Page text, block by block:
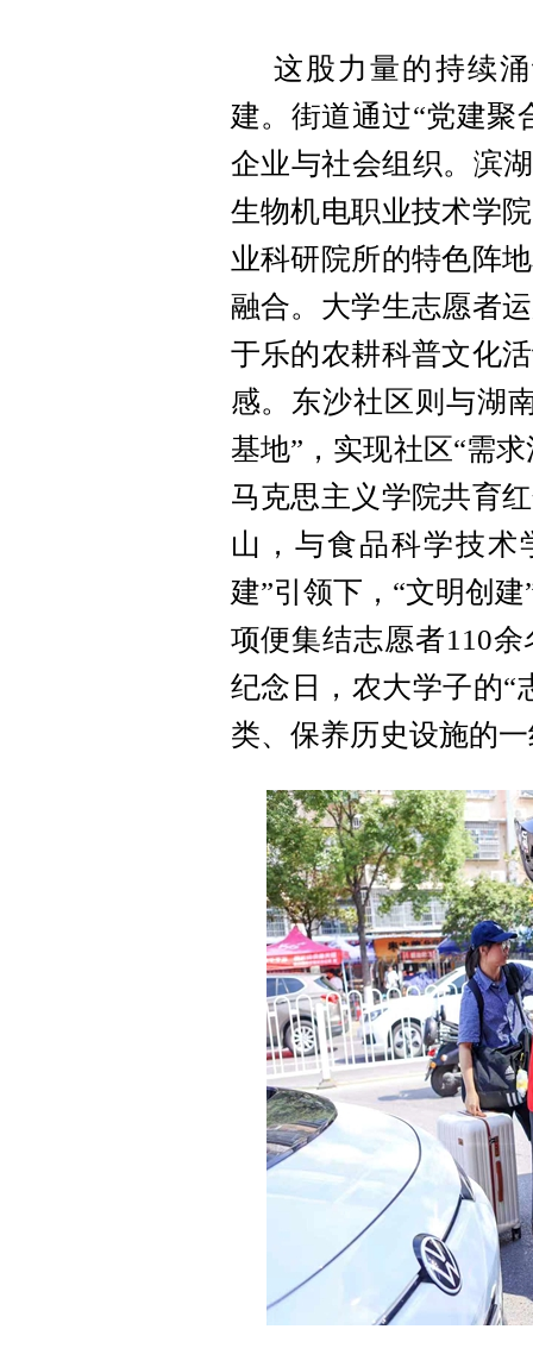
这股力量的持续
建。街道通过“党建聚
企业与社会组织。滨
生物机电职业技术学
业科研院所的特色阵
融合。大学生志愿者
于乐的农耕科普文化
感。东沙社区则与湖
基地”，实现社区“需
马克思主义学院共育
山，与食品科学技术
建”引领下，“文明创
项便集结志愿者110
纪念日，农大学子的“
类、保养历史设施的